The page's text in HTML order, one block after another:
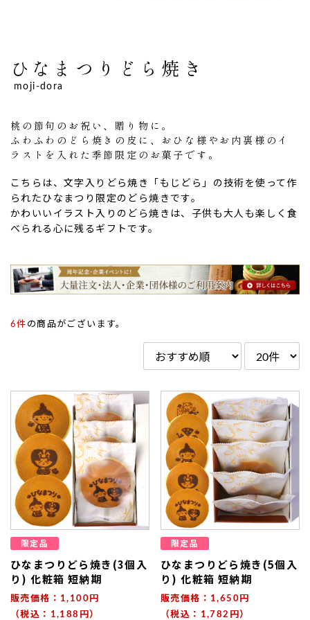
？
ひなまつりどら焼き
moji-dora
桃の節句のお祝い、贈り物に。
ふわふわのどら焼きの皮に、おひな様やお内裏様のイ
ラストを入れた季節限定のお菓子です。
こちらは、文字入りどら焼き「もじどら」の技術を使って作
られたひなまつり限定のどら焼きです。
かわいいイラスト入りのどら焼きは、子供も大人も楽しく食
べられる心に残るギフトです。
6件 の商品がございます。
限定品
ひなまつりどら焼き(3個入
り) 化粧箱 短納期
販売価格：1,100円
（税込：1,188円）
限定品
ひなまつりどら焼き(5個入
り) 化粧箱 短納期
販売価格：1,650円
（税込：1,782円）